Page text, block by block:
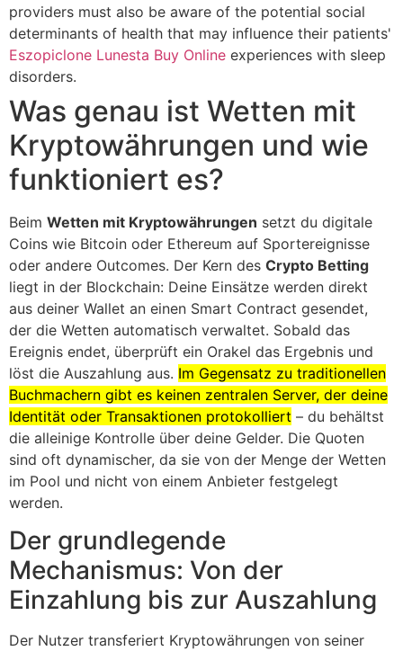
providers must also be aware of the potential social
determinants of health that may influence their patients'
Eszopiclone Lunesta Buy Online experiences with sleep
disorders.
Was genau ist Wetten mit
Kryptowährungen und wie
funktioniert es?
Beim Wetten mit Kryptowährungen setzt du digitale
Coins wie Bitcoin oder Ethereum auf Sportereignisse
oder andere Outcomes. Der Kern des Crypto Betting
liegt in der Blockchain: Deine Einsätze werden direkt
aus deiner Wallet an einen Smart Contract gesendet,
der die Wetten automatisch verwaltet. Sobald das
Ereignis endet, überprüft ein Orakel das Ergebnis und
löst die Auszahlung aus. Im Gegensatz zu traditionellen
Buchmachern gibt es keinen zentralen Server, der deine
Identität oder Transaktionen protokolliert – du behältst
die alleinige Kontrolle über deine Gelder. Die Quoten
sind oft dynamischer, da sie von der Menge der Wetten
im Pool und nicht von einem Anbieter festgelegt
werden.
Der grundlegende
Mechanismus: Von der
Einzahlung bis zur Auszahlung
Der Nutzer transferiert Kryptowährungen von seiner